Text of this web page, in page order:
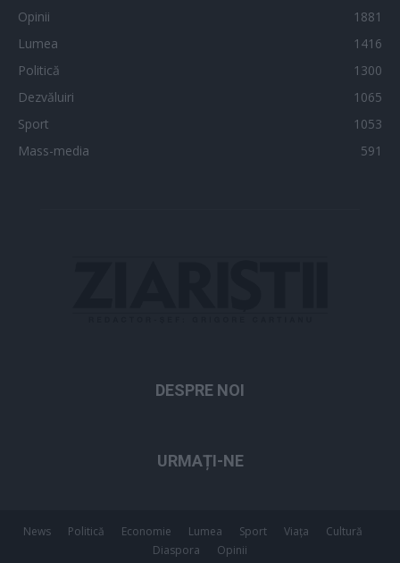
Opinii
1881
Lumea
1416
Politică
1300
Dezvăluiri
1065
Sport
1053
Mass-media
591
DESPRE NOI
URMAȚI-NE
News Politică Economie Lumea Sport Viața
Cultură
Diaspora
Opinii